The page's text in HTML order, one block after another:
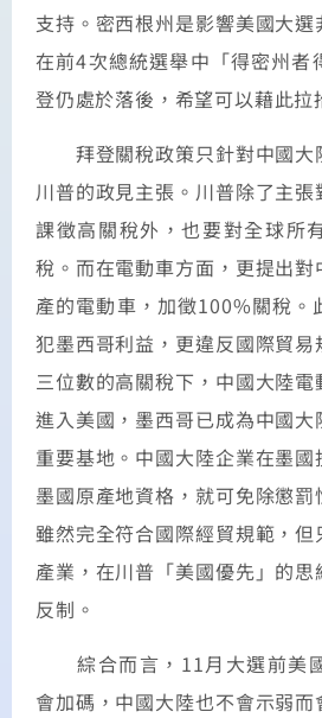
支持。密西根州是影響美國大選
在前4次總統選舉中「得密州者
登仍處於落後，希望可以藉此拉
拜登關稅政策只針對中國大
川普的政見主張。川普除了主
課徵高關稅外，也要對全球所
稅。而在電動車方面，更提出
產的電動車，加徵100%關稅。
犯墨西哥利益，更違反國際貿
三位數的高關稅下，中國大陸
進入美國，墨西哥已成為中國
重要基地。中國大陸企業在墨
墨國原產地資格，就可免除懲罰
雖然完全符合國際經貿規範，
產業，在川普「美國優先」的
反制。
綜合而言，11月大選前美
會加碼，中國大陸也不會示弱